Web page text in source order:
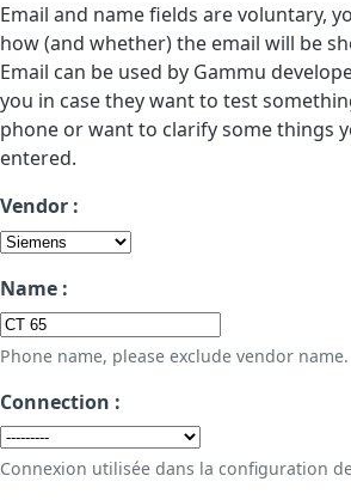
Email and name fields are voluntary,
how (and whether) the email will be
Email can be used by Gammu
you in case they want to test
phone or want to clarify some things
entered.
Vendor :
Name :
Phone name, please exclude vendor name.
Connection :
Connexion utilisée dans la configuration